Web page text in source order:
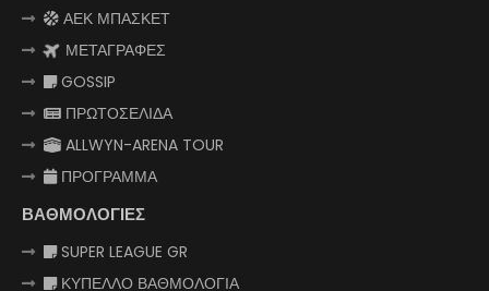
ΑΕΚ ΜΠΑΣΚΕΤ
ΜΕΤΑΓΡΑΦΕΣ
GOSSIP
ΠΡΩΤΟΣΕΛΙΔΑ
ALLWYN-ARENA TOUR
ΠΡΟΓΡΑΜΜΑ
ΒΑΘΜΟΛΟΓΙΕΣ
SUPER LEAGUE GR
ΚΥΠΕΛΛΟ ΒΑΘΜΟΛΟΓΙΑ